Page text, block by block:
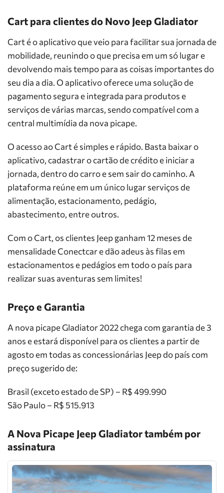
Cart para clientes do Novo Jeep Gladiator
Cart é o aplicativo que veio para facilitar sua jornada de
mobilidade, reunindo o que precisa em um só lugar e
devolvendo mais tempo para as coisas importantes do
seu dia a dia. O aplicativo oferece uma solução de
pagamento segura e integrada para produtos e
serviços de várias marcas, sendo compatível com a
central multimídia da nova picape.
O acesso ao Cart é simples e rápido. Basta baixar o
aplicativo, cadastrar o cartão de crédito e iniciar a
jornada, dentro do carro e sem sair do caminho. A
plataforma reúne em um único lugar serviços de
alimentação, estacionamento, pedágio,
abastecimento, entre outros.
Com o Cart, os clientes Jeep ganham 12 meses de
mensalidade Conectcar e dão adeus às filas em
estacionamentos e pedágios em todo o país para
realizar suas aventuras sem limites!
Preço e Garantia
A nova picape Gladiator 2022 chega com garantia de 3
anos e estará disponível para os clientes a partir de
agosto em todas as concessionárias Jeep do país com
preço sugerido de:
Brasil (exceto estado de SP) – R$ 499.990
São Paulo – R$ 515.913
A Nova Picape Jeep Gladiator também por
assinatura